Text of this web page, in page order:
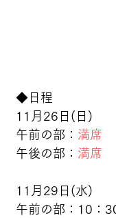
◆日程
11月26日(日)
午前の部： 満席
午後の部： 満席
11月29日(水)
午前の部：10：